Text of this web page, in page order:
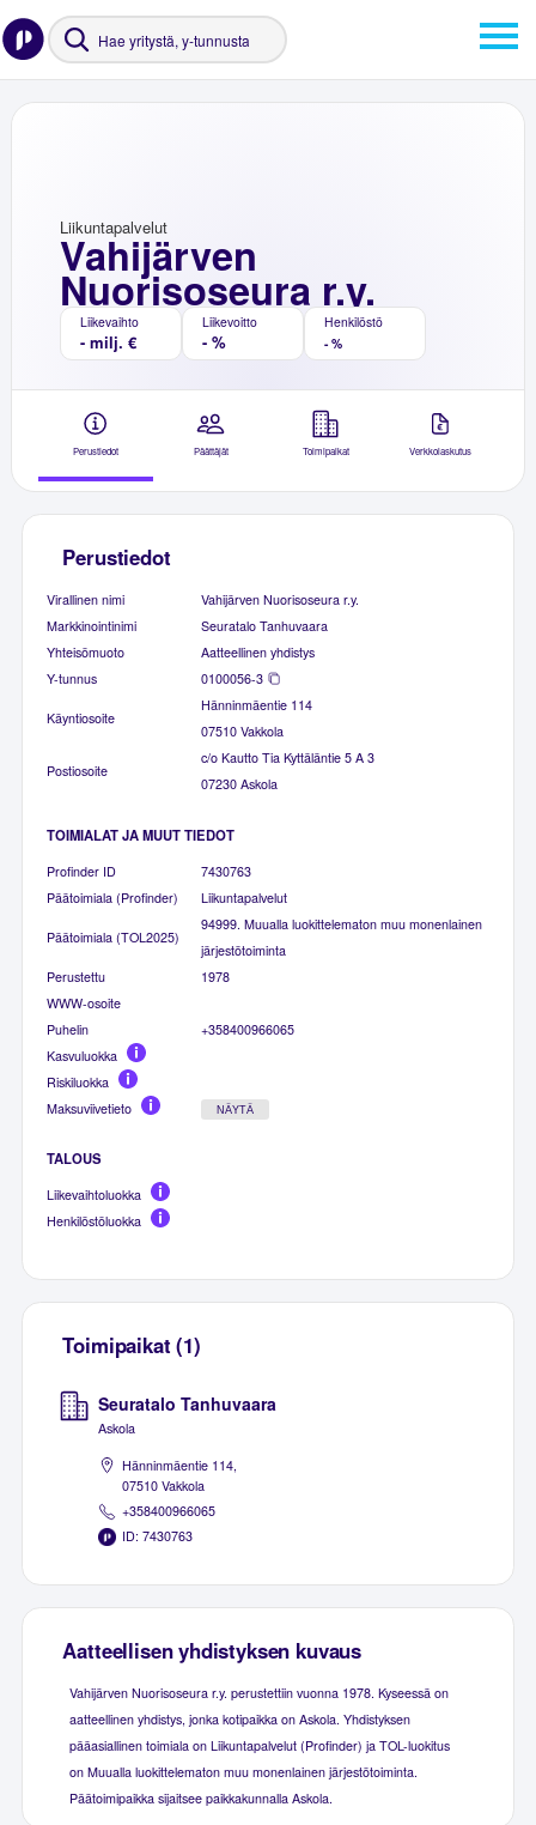
Vahijärven
Nuorisoseura r.y.
Liikuntapalvelut
Liikevaihto
- milj. €
Liikevoitto
- %
Henkilöstö
- %
Perustiedot Päättäjät Toimipaikat Verkkolaskutus
Perustiedot
Virallinen nimi
Vahijärven Nuorisoseura r.y.
Markkinointinimi
Seuratalo Tanhuvaara
Yhteisömuoto
Aatteellinen yhdistys
Y-tunnus
0100056-3
Käyntiosoite
Hänninmäentie 114
07510 Vakkola
Postiosoite
c/o Kautto Tia Kyttäläntie 5 A 3
07230 Askola
TOIMIALAT JA MUUT TIEDOT
Profinder ID
7430763
Päätoimiala (Profinder)
Liikuntapalvelut
Päätoimiala (TOL2025)
94999. Muualla luokittelematon muu monenlainen
järjestötoiminta
Perustettu
1978
WWW-osoite
Puhelin
+358400966065
Kasvuluokka
Riskiluokka
Maksuviivetieto
NÄYTÄ
TALOUS
Liikevaihtoluokka
Henkilöstöluokka
Toimipaikat (1)
Seuratalo Tanhuvaara
Askola
Hänninmäentie 114,
07510 Vakkola
+358400966065
ID: 7430763
Aatteellisen yhdistyksen kuvaus
Vahijärven Nuorisoseura r.y. perustettiin vuonna 1978. Kyseessä on
aatteellinen yhdistys, jonka kotipaikka on Askola. Yhdistyksen
pääasiallinen toimiala on Liikuntapalvelut (Profinder) ja TOL-luokitus
on Muualla luokittelematon muu monenlainen järjestötoiminta.
Päätoimipaikka sijaitsee paikkakunnalla Askola.